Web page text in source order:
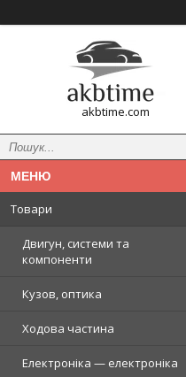
akbtime.com
Товари
Двигун, системи та
компоненти
Кузов, оптика
Ходова частина
Електроніка — електроніка